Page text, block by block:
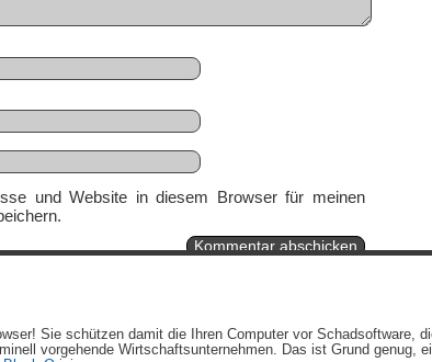
und Website in diesem Browser für meinen
Beiträge (RSS)undKommentare (RSS).
Sie schützen damit die Ihren Computer vor Schadsoftware,
vorgehende Wirtschaftsunternehmen. Das ist Grund genug,